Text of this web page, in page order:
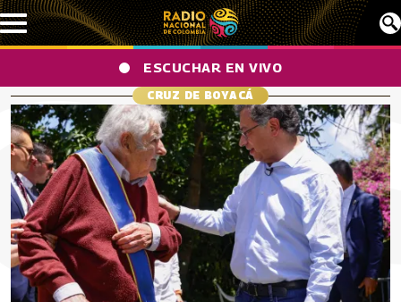
Pasar al contenido principal
ESCUCHAR EN VIVO
CRUZ DE BOYACÁ